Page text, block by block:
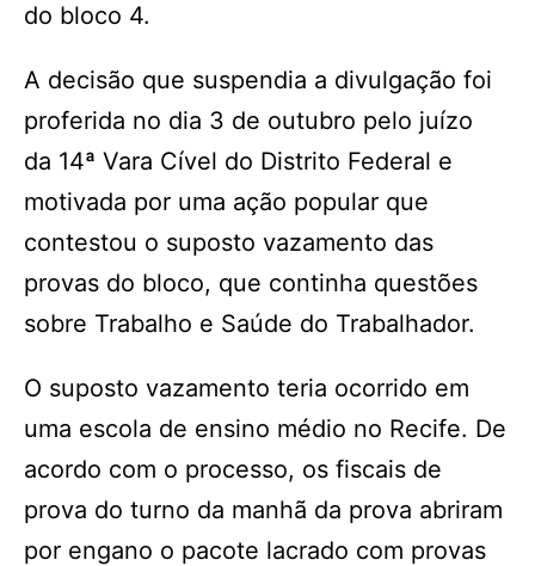
do bloco 4.
A decisão que suspendia a divulgação foi
proferida no dia 3 de outubro pelo juízo
da 14ª Vara Cível do Distrito Federal e
motivada por uma ação popular que
contestou o suposto vazamento das
provas do bloco, que continha questões
sobre Trabalho e Saúde do Trabalhador.
O suposto vazamento teria ocorrido em
uma escola de ensino médio no Recife. De
acordo com o processo, os fiscais de
prova do turno da manhã da prova abriram
por engano o pacote lacrado com provas